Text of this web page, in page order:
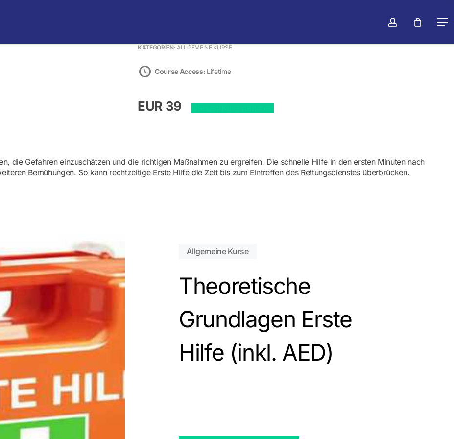
konto
schließen
Zum Shop gehen
KATEGORIEN:ALLGEMEINE KURSE
Course Access: Lifetime
EUR 39
die Gefahren einzuschätzen und die richtigen Maßnahmen zu ergreifen. Die schnelle Hilfe in den ersten Minuten nach
Bemühungen. So kann rechtzeitige Erste Hilfe die Zeit bis zum Eintreffen des Rettungsdienstes überbrücken.
Allgemeine Kurse
Theoretische
Grundlagen Erste
Hilfe (inkl. AED)